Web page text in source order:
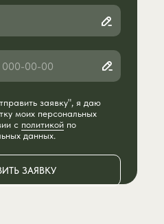
заявку", я даю
моих персональных
с политикой по
данных.
ЗАЯВКУ